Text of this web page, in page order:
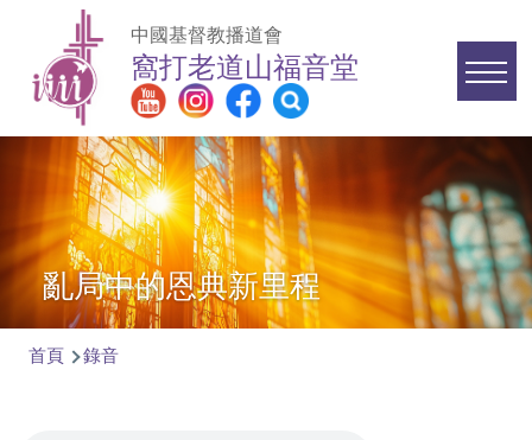
移至主內容
中國基督教播道會
窩打老道山福音堂
Main
navigation
亂局中的恩典新里程
首頁 錄音